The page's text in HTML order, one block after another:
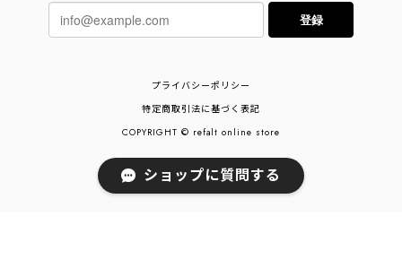
登録
プライバシーポリシー
特定商取引法に基づく表記
COPYRIGHT © refalt online store
ショップに質問する